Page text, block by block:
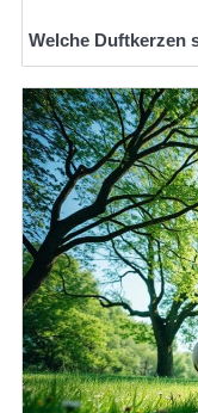
Welche Duftkerzen